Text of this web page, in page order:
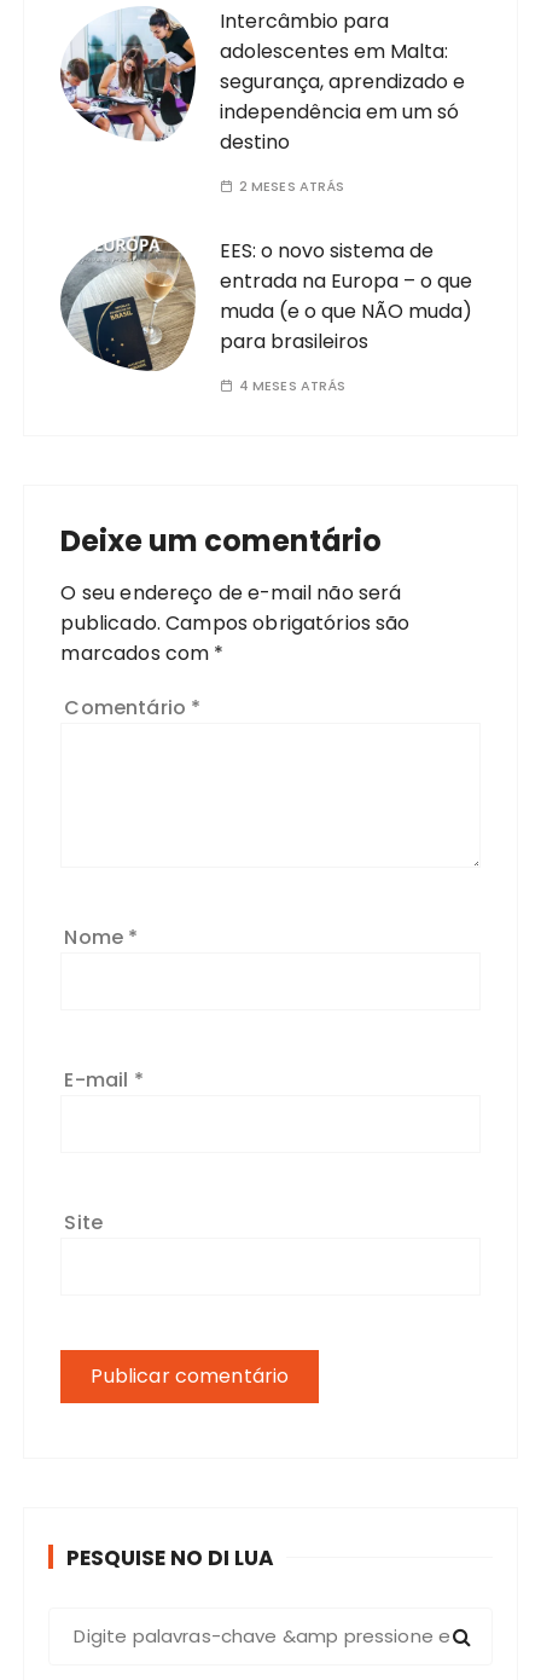
Intercâmbio para
adolescentes em Malta:
segurança, aprendizado e
independência em um só
destino
2 MESES ATRÁS
EES: o novo sistema de
entrada na Europa – o que
muda (e o que NÃO muda)
para brasileiros
4 MESES ATRÁS
Deixe um comentário
O seu endereço de e-mail não será
publicado. Campos obrigatórios são
marcados com *
Comentário *
Nome *
E-mail *
Site
PESQUISE NO DI LUA